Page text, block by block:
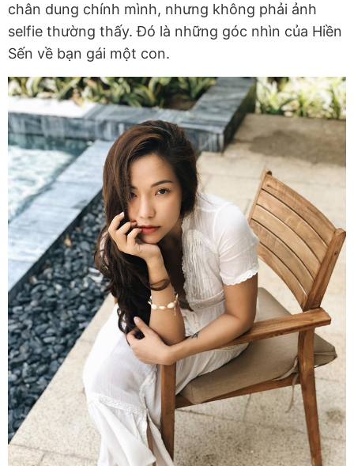
chân dung chính mình, nhưng không phải ảnh
selfie thường thấy. Đó là những góc nhìn của Hiền
Sến về bạn gái một con.